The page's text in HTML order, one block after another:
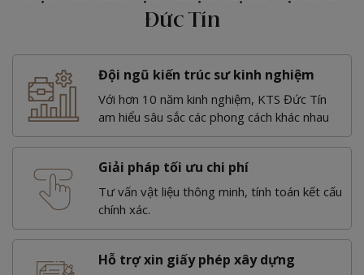
Đức Tín
Đội ngũ kiến trúc sư kinh nghiệm
Với hơn 10 năm kinh nghiệm, KTS Đức Tín
am hiểu sâu sắc các phong cách khác nhau
Giải pháp tối ưu chi phí
Tư vấn vật liệu thông minh, tính toán kết cấu
chính xác.
Hỗ trợ xin giấy phép xây dựng